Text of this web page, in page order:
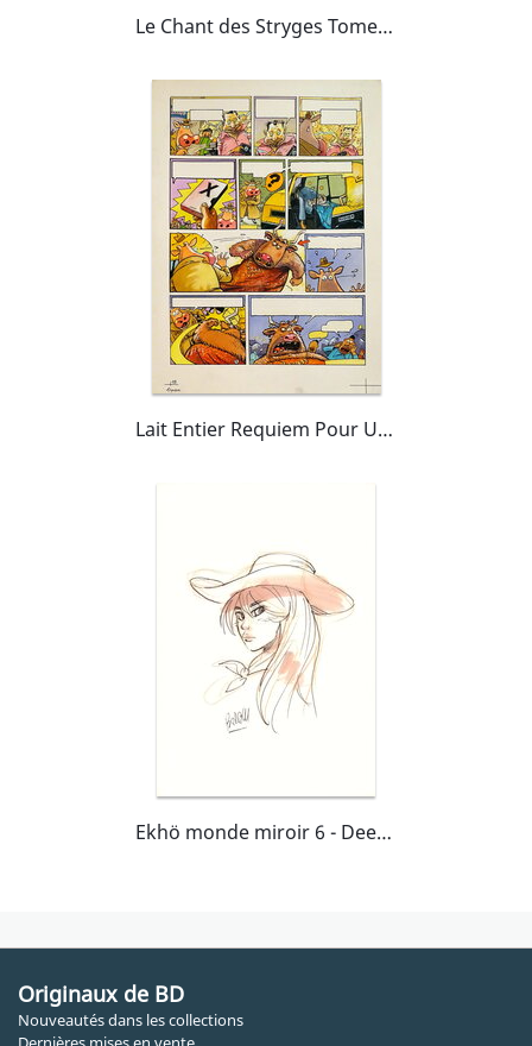
Le Chant des Stryges Tome 4 Pl.14
Lait Entier Requiem Pour Une Vache pl.33
Ekhö monde miroir 6 - Deep south
Originaux de BD
Nouveautés dans les collections